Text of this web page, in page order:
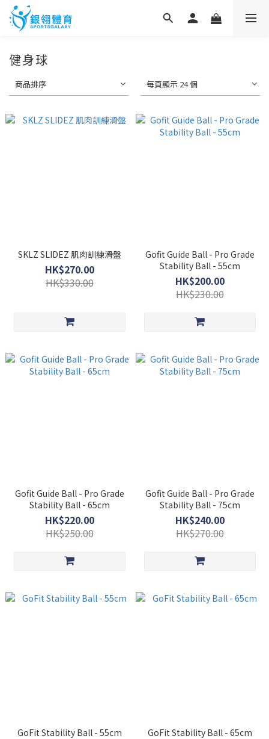
健身球
商品排序 每頁顯示 24 個
SKLZ SLIDEZ 肌肉訓練滑盤
HK$270.00
HK$330.00
Gofit Guide Ball - Pro Grade
Stability Ball - 55cm
HK$200.00
HK$230.00
Gofit Guide Ball - Pro Grade
Stability Ball - 65cm
HK$220.00
HK$250.00
Gofit Guide Ball - Pro Grade
Stability Ball - 75cm
HK$240.00
HK$270.00
GoFit Stability Ball - 55cm GoFit Stability Ball - 65cm